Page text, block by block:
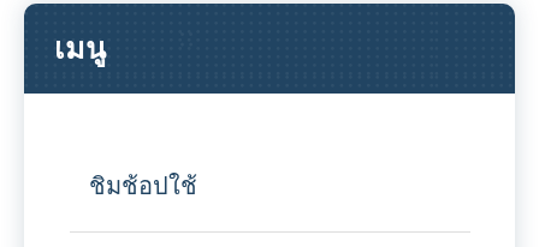
เมนู
ชิมช้อปใช้